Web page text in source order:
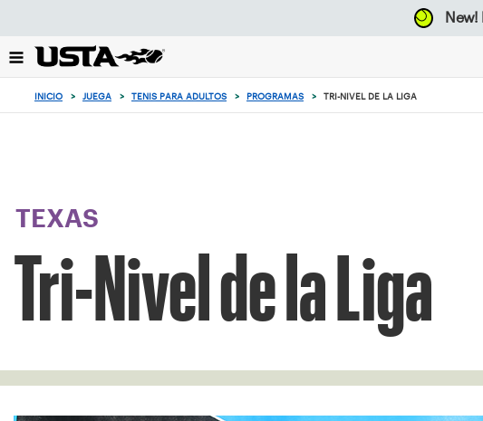
el
botón
New!
INICIO > JUEGA > TENIS PARA ADULTOS > PROGRAMAS > TRI-NIVEL DE LA LIGA
TEXAS
Tri-Nivel de la Liga